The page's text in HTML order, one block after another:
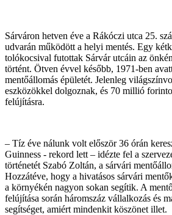
Sárváron hetven éve a Rákóczi utca 25.
udvarán működött a helyi mentés. Egy
tolókocsival futottak Sárvár utcáin az
történt. Ötven évvel később, 1971-ben
mentőállomás épületét. Jelenleg
eszközökkel dolgoznak, és 70 millió
felújításra.
– Tíz éve nálunk volt először 36 órán
Guinness - rekord lett – idézte fel a
történetét Szabó Zoltán, a sárvári
Hozzátéve, hogy a hivatásos sárvári
a környékén nagyon sokan segítik. A
felújítása során háromszáz vállalkozás és
segítséget, amiért mindenkit köszönet illet.